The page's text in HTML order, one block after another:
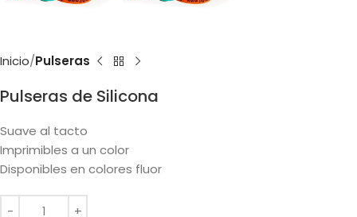
Inicio Pulseras
Pulseras de Silicona
Suave al tacto
Imprimibles a un color
Disponibles en colores fluor